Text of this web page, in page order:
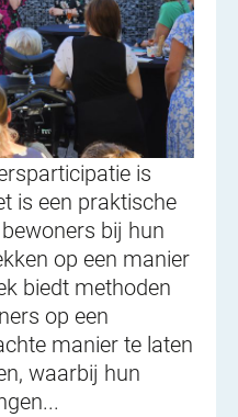
is
is een praktische
bij hun
op een manier
biedt methoden
op een
manier te laten
waarbij hun